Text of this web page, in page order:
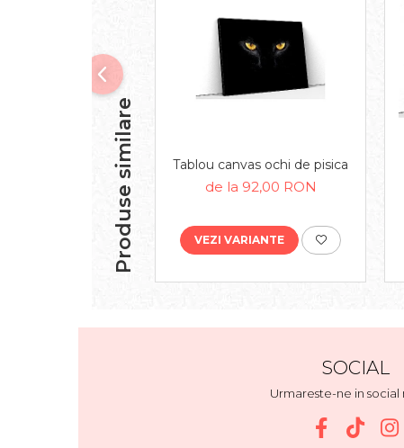
Produse similare Tablou canvas ochi de pisica
de la 92,00 RON
VEZI VARIANTE
SOCIAL
Urmareste-ne in social